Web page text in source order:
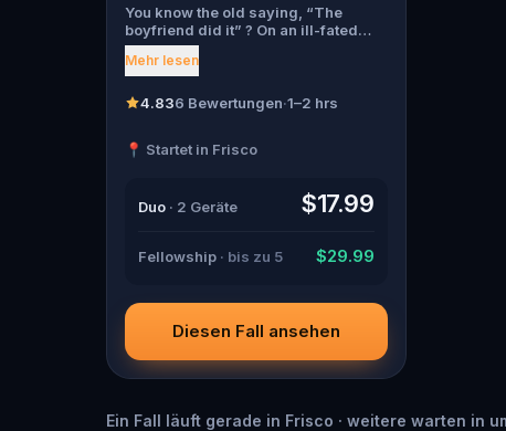
You know the old saying, “The
boyfriend did it” ? On an ill-fated
night, love goes terribly wrong for
Bella Wanderlust and Walter Bridges
found dead during a ghost tour led
truth. Was it Walter, the obsessed
guide with a flair for the dramatic?
Or is someone else hiding in the
the real murderer before they strike
crucial evidence.
Mehr lesen
4.836 Bewertungen·1–2 hrs
📍 Startet in Frisco
Duo · 2 Geräte $17.99
Fellowship · bis zu 5 $29.99
Diesen Fall ansehen
Ein Fall läuft gerade in Frisco · weitere warten in